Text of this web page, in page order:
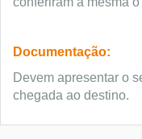
Documentação:
Devem apresentar o
chegada ao destino.